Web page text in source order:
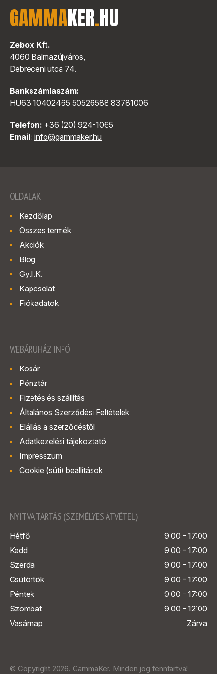
GAMMAKER.HU
Zebox Kft.
4060 Balmazújváros,
Debreceni utca 74.
Bankszámlaszám:
HU63 10402465 50526588 83781006
Telefon: +36 (20) 924-1065
Email: info@gammaker.hu
OLDALAK
Kezdőlap
Összes termék
Akciók
Blog
Gy.I.K.
Kapcsolat
Fiókadatok
WEBÁRUHÁZ INFÓ
Kosár
Pénztár
Fizetés és szállítás
Általános Szerződési Feltételek
Elállás a szerződéstől
Adatkezelési tájékoztató
Impresszum
Cookie (süti) beállítások
NYITVA TARTÁS (SZEMÉLYES ÁTVÉTEL)
Hétfő
9:00 - 17:00
Kedd
9:00 - 17:00
Szerda
9:00 - 17:00
Csütörtök
9:00 - 17:00
Péntek
9:00 - 17:00
Szombat
9:00 - 12:00
Vasárnap
Zárva
© Copyright 2026. GammaKer. Minden jog fenntartva!